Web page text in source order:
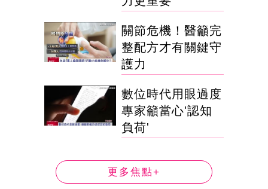
關節危機！醫籲完
整配方才有關鍵守
護力
數位時代用眼過度
專家籲當心'認知
負荷'
更多焦點+